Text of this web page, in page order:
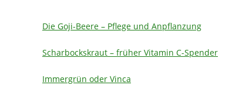
Die Goji-Beere – Pflege und Anpflanzung
Scharbockskraut – früher Vitamin C-Spender
Immergrün oder Vinca